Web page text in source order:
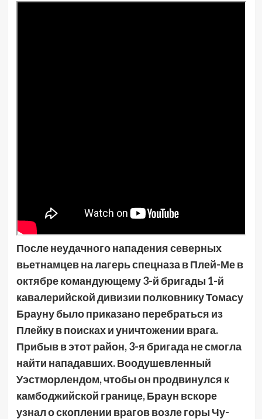
После неудачного нападения северных
вьетнамцев на лагерь спецназа в Плей-Ме в
октябре командующему 3-й бригады 1-й
кавалерийской дивизии полковнику Томасу
Брауну было приказано перебраться из
Плейку в поисках и уничтожении врага.
Прибыв в этот район, 3-я бригада не смогла
найти нападавших. Воодушевленный
Уэстморлендом, чтобы он продвинулся к
камбоджийской границе, Браун вскоре
узнал о скоплении врагов возле горы Чу-